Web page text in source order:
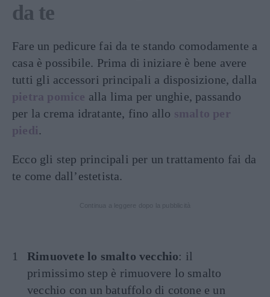
da te
Fare un pedicure fai da te stando comodamente a
casa è possibile. Prima di iniziare è bene avere
tutti gli accessori principali a disposizione, dalla
pietra pomice alla lima per unghie, passando
per la crema idratante, fino allo smalto per
piedi.
Ecco gli step principali per un trattamento fai da
te come dall’estetista.
Rimuovete lo smalto vecchio: il
primissimo step è rimuovere lo smalto
vecchio con un batuffolo di cotone e un